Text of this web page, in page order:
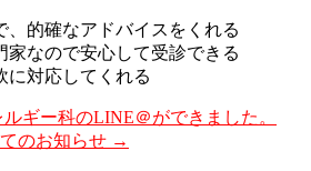
、的確なアドバイスをくれる
家なので安心して受診できる
に対応してくれる
ギー科のLINE＠ができました。
のお知らせ →